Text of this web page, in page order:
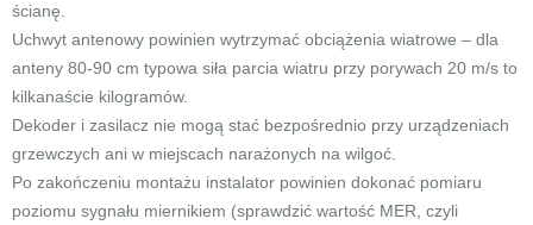
ścianę.
Uchwyt antenowy powinien wytrzymać obciążenia wiatrowe – dla
anteny 80-90 cm typowa siła parcia wiatru przy porywach 20 m/s to
kilkanaście kilogramów.
Dekoder i zasilacz nie mogą stać bezpośrednio przy urządzeniach
grzewczych ani w miejscach narażonych na wilgoć.
Po zakończeniu montażu instalator powinien dokonać pomiaru
poziomu sygnału miernikiem (sprawdzić wartość MER, czyli